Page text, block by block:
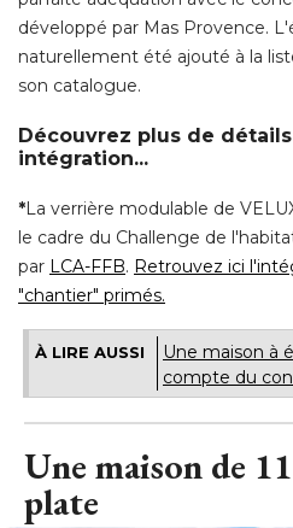
développé par Mas Provence.
naturellement été ajouté à la
son catalogue.
Découvrez plus de
intégration...
*La verrière modulable de
le cadre du Challenge de
par LCA-FFB. Retrouvez ici
"chantier" primés.
À LIRE AUSSI
Une maison à
compte du
Une maison de
plate